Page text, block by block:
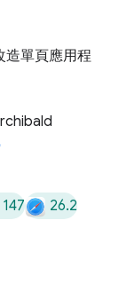
造單頁應用程
147 26.2